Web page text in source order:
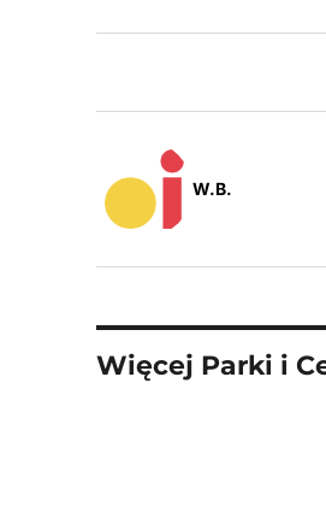
W.B.
Więcej Parki i